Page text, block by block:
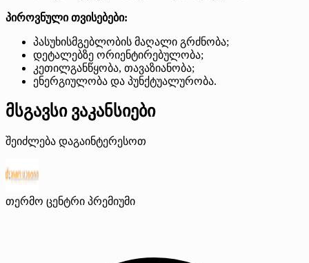
პიროვნული თვისებები:
პასუხისმგებლობის მაღალი გრძნობა;
დეტალებზე ორიენტირებულობა;
კეთილგანწყობა, თავაზიანობა;
ენერგიულობა და პუნქტუალურობა.
მსგავსი ვაკანსიები
შეიძლება დაგაინტერესოთ
თერმო ცენტრი პრემიუმი